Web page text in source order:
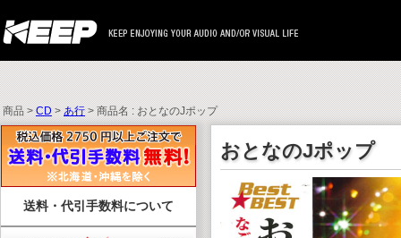
商品 >CD>あ行> 商品名 : おとなのJポップ
送料・代引手数料について
おとなのJポップ